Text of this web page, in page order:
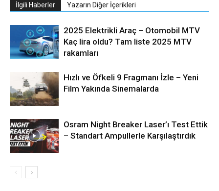
İlgili Haberler Yazarın Diğer İçerikleri
2025 Elektrikli Araç – Otomobil MTV
Kaç lira oldu? Tam liste 2025 MTV
rakamları
Hızlı ve Öfkeli 9 Fragmanı İzle – Yeni
Film Yakında Sinemalarda
Osram Night Breaker Laser’ı Test Ettik
– Standart Ampullerle Karşılaştırdık